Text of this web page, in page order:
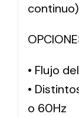
• Flujo
•
o 60Hz